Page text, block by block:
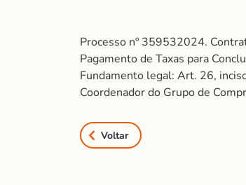
Processo nº 359532024.
Pagamento de Taxas para
Fundamento legal: Art. 26,
Coordenador do Grupo de
Voltar